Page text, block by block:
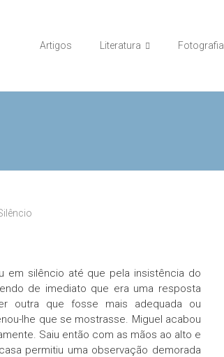
Artigos Literatura Fotografia
em silêncio até que pela insistência do
de imediato que era uma resposta
outra que fosse mais adequada ou
lhe que se mostrasse. Miguel acabou
Saiu então com as mãos ao alto e
permitiu uma observação demorada